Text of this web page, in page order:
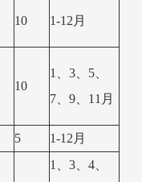
10 1-12月
10
1、3、5、
7、9、11月
5
1-12月
1、3、4、